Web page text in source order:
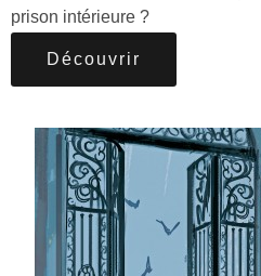
prison intérieure ?
Découvrir